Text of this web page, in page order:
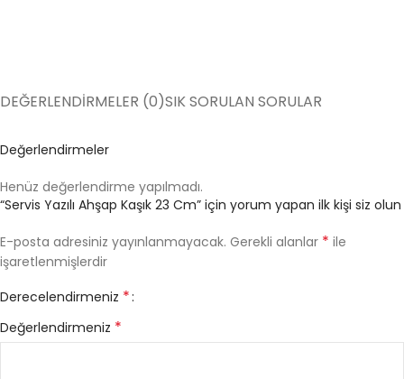
DEĞERLENDIRMELER (0)SIK SORULAN SORULAR
Değerlendirmeler
Henüz değerlendirme yapılmadı.
“Servis Yazılı Ahşap Kaşık 23 Cm” için yorum yapan ilk kişi siz olun
E-posta adresiniz yayınlanmayacak. Gerekli alanlar * ile
işaretlenmişlerdir
Derecelendirmeniz *
Değerlendirmeniz *